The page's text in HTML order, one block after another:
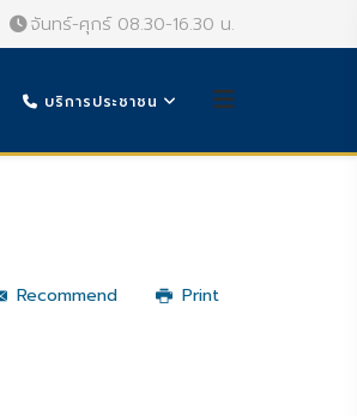
จันทร์-ศุกร์ 08.30-16.30 น.
บริการประชาชน
Recommend
Print